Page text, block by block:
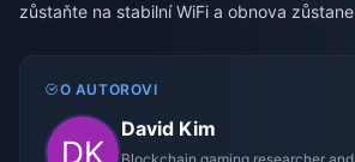
zůstaňte na stabilní WiFi a obnova
O AUTOROVI
David Kim